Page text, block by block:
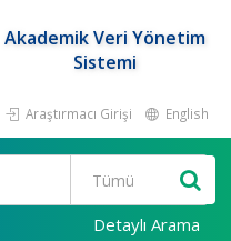
Akademik Veri Yönetim
Sistemi
Araştırmacı Girişi English
Detaylı Arama